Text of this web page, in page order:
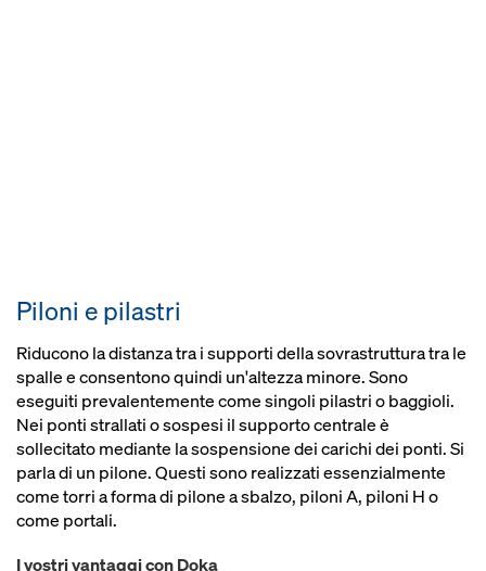
Piloni e pilastri
Riducono la distanza tra i supporti della sovrastruttura tra le
spalle e consentono quindi un'altezza minore. Sono
eseguiti prevalentemente come singoli pilastri o baggioli.
Nei ponti strallati o sospesi il supporto centrale è
sollecitato mediante la sospensione dei carichi dei ponti. Si
parla di un pilone. Questi sono realizzati essenzialmente
come torri a forma di pilone a sbalzo, piloni A, piloni H o
come portali.
I vostri vantaggi con Doka